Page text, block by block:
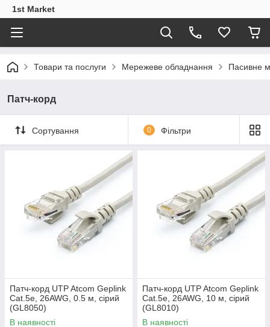
1st Market
Товари та послуги Мережеве обладнання Пасивне
Патч-корд
Сортування 0 Фільтри
Патч-корд UTP Atcom Geplink
Cat.5e, 26AWG, 0.5 м, сірий
(GL8050)
В наявності
Патч-корд UTP Atcom Geplink
Cat.5e, 26AWG, 10 м, сірий
(GL8010)
В наявності